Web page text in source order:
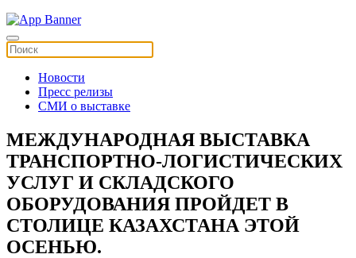
Новости
Пресс релизы
СМИ о выставке
МЕЖДУНАРОДНАЯ ВЫСТАВКА
ТРАНСПОРТНО-ЛОГИСТИЧЕСКИХ
УСЛУГ И СКЛАДСКОГО
ОБОРУДОВАНИЯ ПРОЙДЕТ В
СТОЛИЦЕ КАЗАХСТАНА ЭТОЙ
ОСЕНЬЮ.